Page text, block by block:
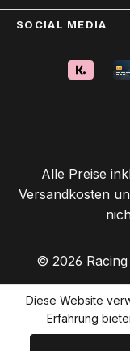
SOCIAL MEDIA
Alle Preise
Versandkosten
© 2026
Diese Website
Erfahrung